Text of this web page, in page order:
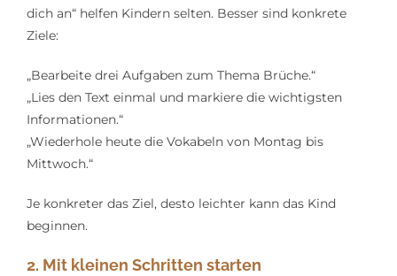
dich an“ helfen Kindern selten. Besser sind konkrete
Ziele:
„Bearbeite drei Aufgaben zum Thema Brüche.“
„Lies den Text einmal und markiere die wichtigsten
Informationen.“
„Wiederhole heute die Vokabeln von Montag bis
Mittwoch.“
Je konkreter das Ziel, desto leichter kann das Kind
beginnen.
2. Mit kleinen Schritten starten